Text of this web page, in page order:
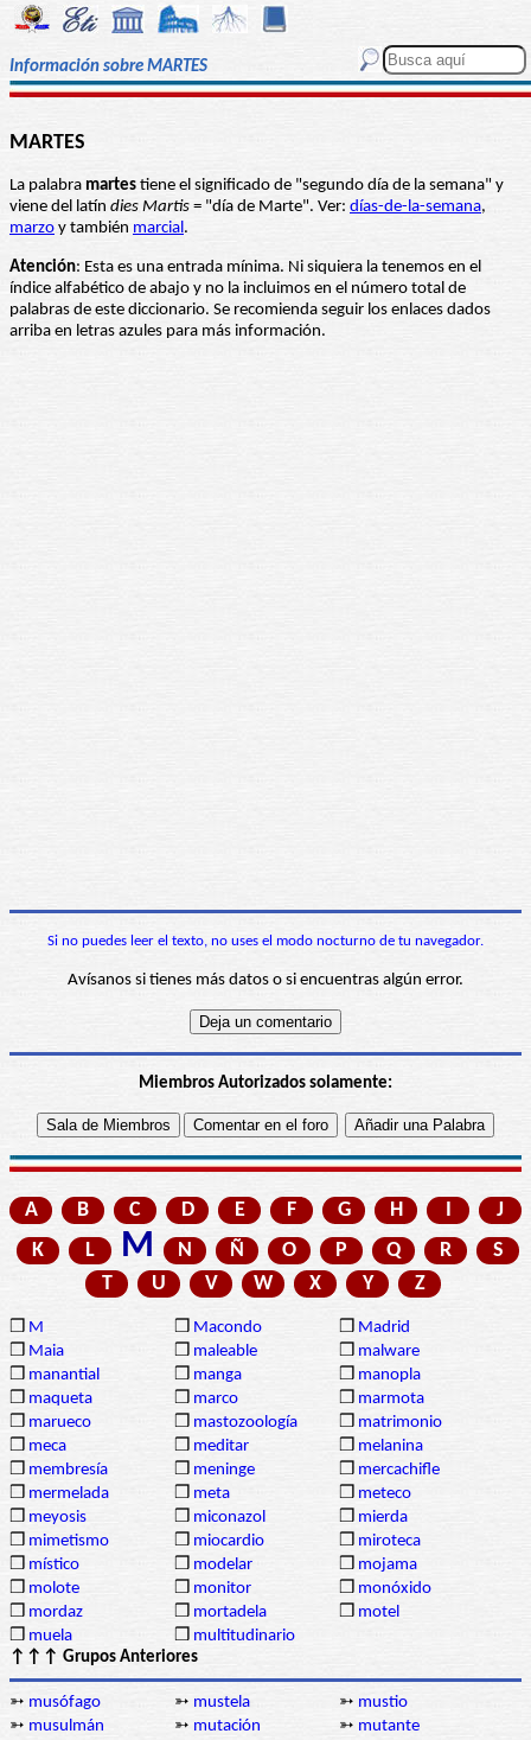
Información sobre MARTES
MARTES
La palabra martes tiene el significado de "segundo día de la semana" y
viene del latín dies Martis = "día de Marte". Ver: días-de-la-semana,
marzo y también marcial.
Atención: Esta es una entrada mínima. Ni siquiera la tenemos en el
índice alfabético de abajo y no la incluimos en el número total de
palabras de este diccionario. Se recomienda seguir los enlaces dados
arriba en letras azules para más información.
Si no puedes leer el texto, no uses el modo nocturno de tu navegador.
Avísanos si tienes más datos o si encuentras algún error.
Miembros Autorizados solamente:
A B C D E F G H I
J
K
L M N Ñ O P Q R
S
T
U V W X Y Z
❒ M ❒ Macondo ❒ Madrid
❒ Maia ❒ maleable ❒ malware
❒ manantial ❒ manga ❒ manopla
❒ maqueta ❒ marco ❒ marmota
❒ marueco ❒ mastozoología ❒ matrimonio
❒ meca ❒ meditar ❒ melanina
❒ membresía ❒ meninge ❒ mercachifle
❒ mermelada ❒ meta ❒ meteco
❒ meyosis ❒ miconazol ❒ mierda
❒ mimetismo ❒ miocardio ❒ miroteca
❒ místico ❒ modelar ❒ mojama
❒ molote ❒ monitor ❒ monóxido
❒ mordaz ❒ mortadela ❒ motel
❒ muela ❒ multitudinario
↑↑↑ Grupos Anteriores
➳ musófago ➳ mustela ➳ mustio
➳ musulmán ➳ mutación ➳ mutante